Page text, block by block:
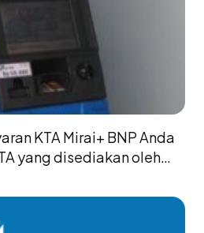
KTA Mirai+ BNP Anda
yang disediakan oleh